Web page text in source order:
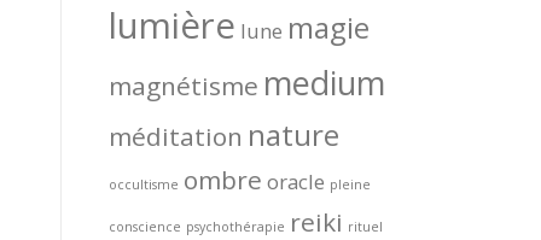
lumière lune magie
magnétisme medium
méditation nature
occultisme ombre oracle pleine
conscience psychothérapie reiki rituel